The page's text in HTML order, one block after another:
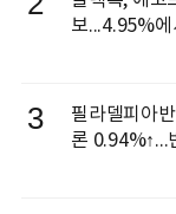
보...4.95%
3
필라델피아
론 0.94%↑...